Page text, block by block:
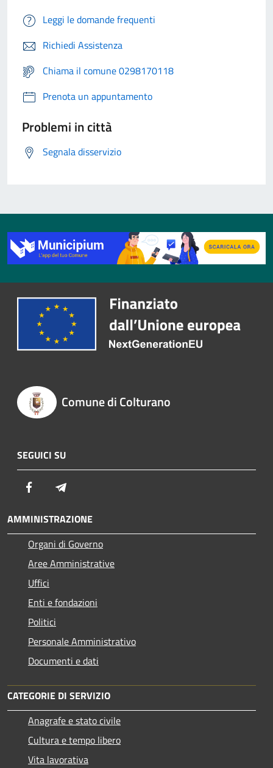
Leggi le domande frequenti
Richiedi Assistenza
Chiama il comune 0298170118
Prenota un appuntamento
Problemi in città
Segnala disservizio
Comune di Colturano
SEGUICI SU
Facebook
AMMINISTRAZIONE
Organi di Governo
Aree Amministrative
Uffici
Enti e fondazioni
Politici
Personale Amministrativo
Documenti e dati
CATEGORIE DI SERVIZIO
Anagrafe e stato civile
Cultura e tempo libero
Vita lavorativa